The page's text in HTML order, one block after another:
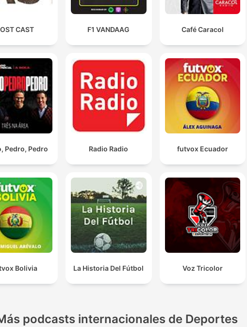
confidentialite pour plus
CAST F1 VANDAAG Café Caracol
Pedro, Pedro Radio Radio futvox Ecuador
Bolivia La Historia Del Fútbol Voz Tricolor
podcasts internacionales de Deportes